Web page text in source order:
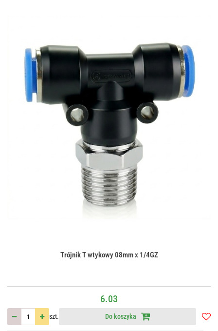
Trójnik T wtykowy 08mm x 1/4GZ
6.03
szt. Do koszyka